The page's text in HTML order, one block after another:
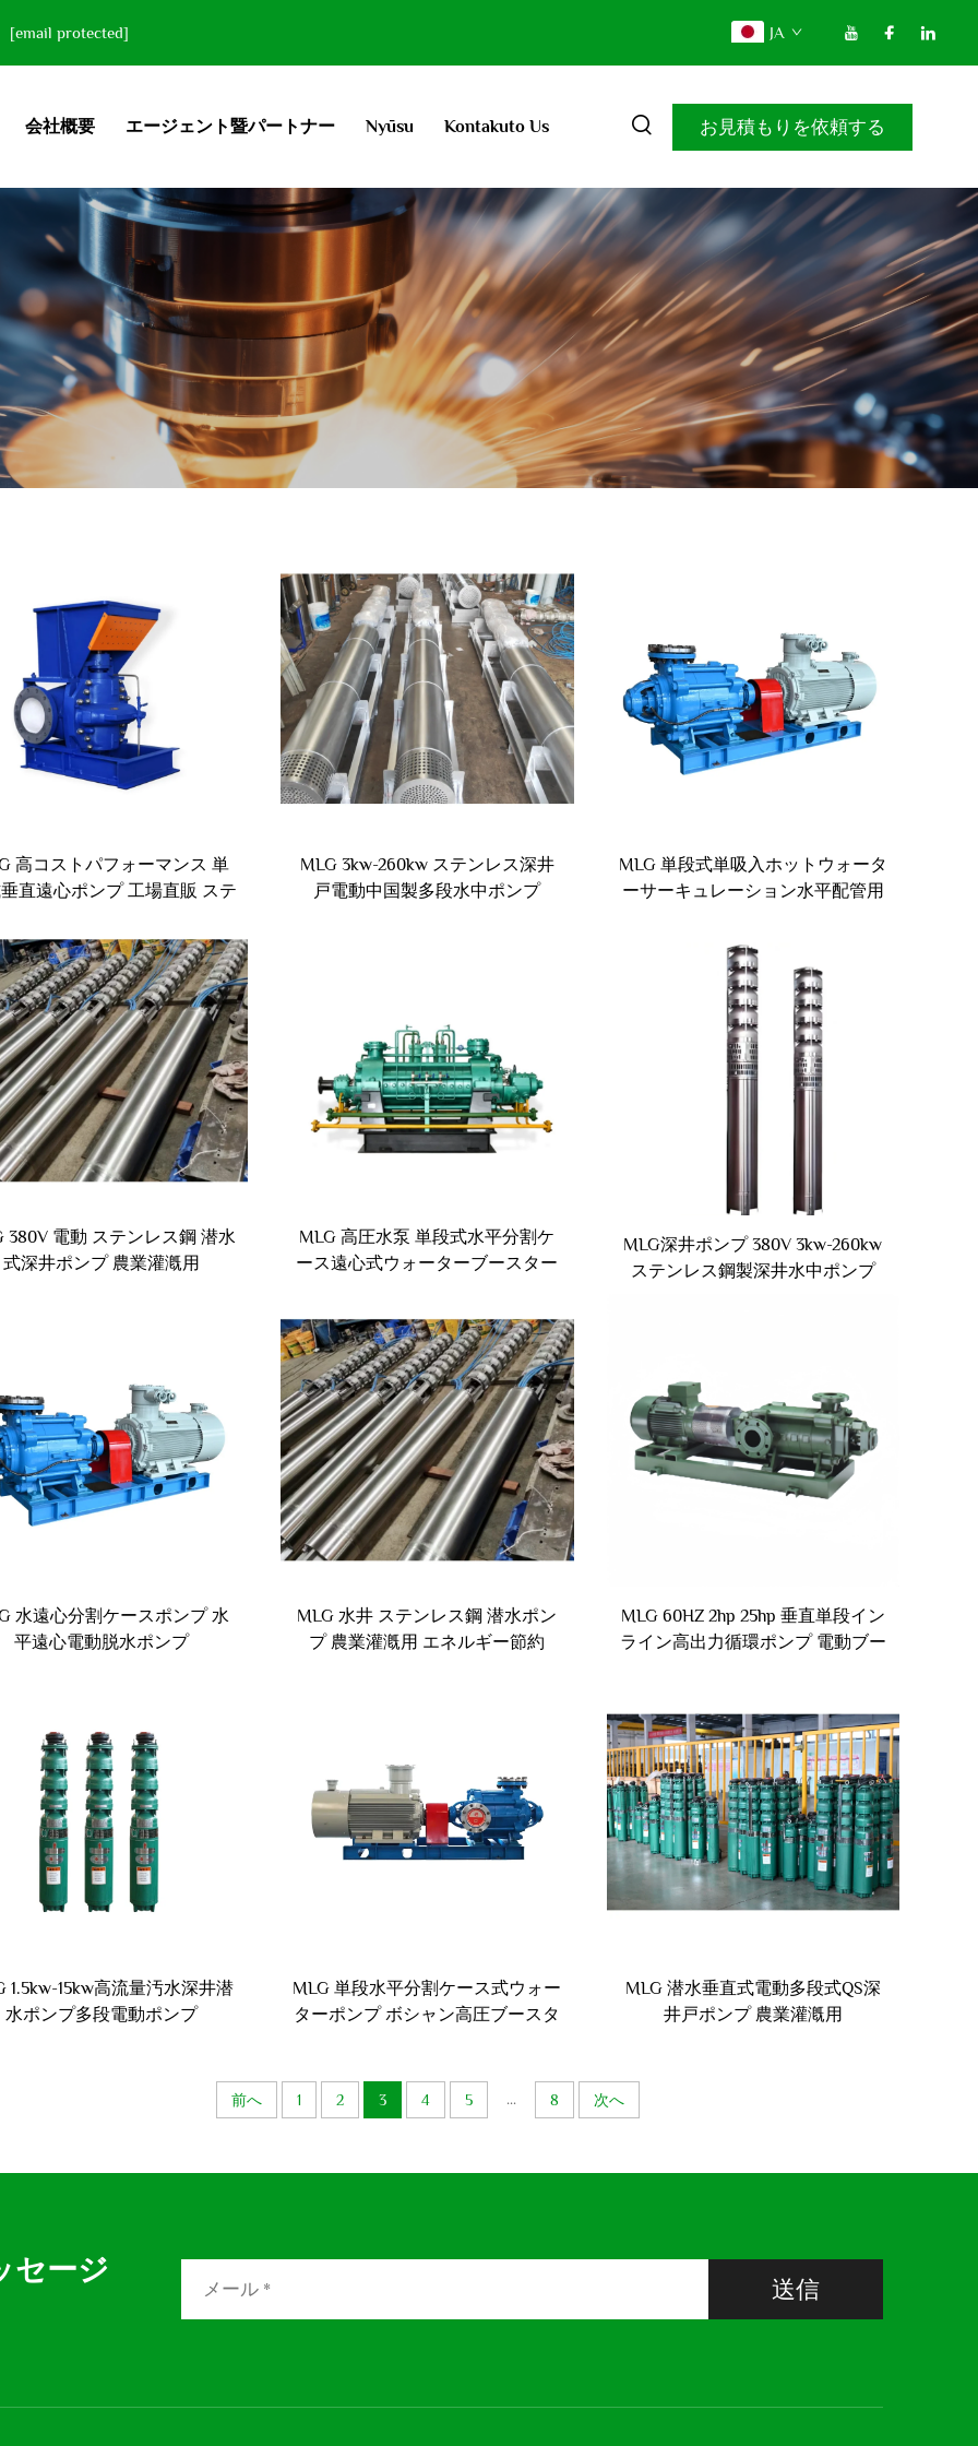
[email protected] JA
会社概要 エージェント暨パートナー Nyūsu Kontakuto Us お見積もりを依頼する
高コストパフォーマンス 単
直遠心ポンプ 工場直販 ステ
MLG 3kw-260kw ステンレス深井
戸電動中国製多段水中ポンプ
MLG 単段式単吸入ホットウォータ
ーサーキュレーション水平配管用
380V 電動 ステンレス鋼 潜水
式深井ポンプ 農業灌漑用
MLG 高圧水泵 単段式水平分割ケ
ース遠心式ウォーターブースター
MLG深井ポンプ 380V 3kw-260kw
ステンレス鋼製深井水中ポンプ
水遠心分割ケースポンプ 水
平遠心電動脱水ポンプ
MLG 水井 ステンレス鋼 潜水ポン
プ 農業灌漑用 エネルギー節約
MLG 60HZ 2hp 25hp 垂直単段イン
ライン高出力循環ポンプ 電動ブー
1.5kw-15kw高流量汚水深井潜
水ポンプ多段電動ポンプ
MLG 単段水平分割ケース式ウォー
ターポンプ ボシャン高圧ブースタ
MLG 潜水垂直式電動多段式QS深
井戸ポンプ 農業灌漑用
前へ 1 2 3 4 5 ... 8 次へ
セージ
送信